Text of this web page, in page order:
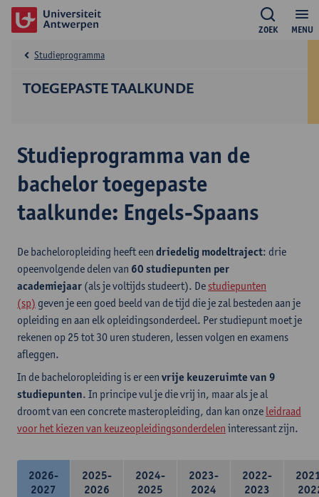
MENU
ZOEK
TOEGEPASTE TAALKUNDE
Studieprogramma
Studieprogramma van de
bachelor toegepaste
taalkunde: Engels-Spaans
De bacheloropleiding heeft een driedelig modeltraject: drie
opeenvolgende delen van 60 studiepunten per
academiejaar (als je voltijds studeert). De studiepunten
(sp) geven je een goed beeld van de tijd die je zal besteden aan je
opleiding en aan elk opleidingsonderdeel. Per studiepunt moet je
rekenen op 25 tot 30 uren studeren, lessen volgen en examens
afleggen.
In de bacheloropleiding is er een vrije keuzeruimte van 9
studiepunten. In principe vul je die vrij in, maar als je al
droomt van een concrete masteropleiding, dan kan onze leidraad
voor het kiezen van keuzeopleidingsonderdelen interessant zijn.
2026-
2027
2025-
2026
2024-
2025
2023-
2024
2022-
2023